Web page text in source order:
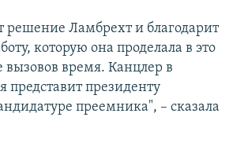
решение Ламбрехт и благодарит
которую она проделала в это
вызовов время. Канцлер в
президенту
преемника", – сказала